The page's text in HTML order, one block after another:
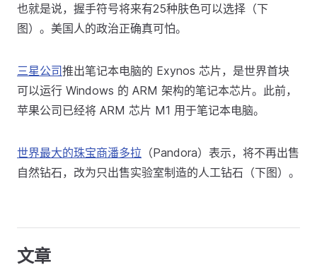
也就是说，握手符号将来有25种肤色可以选择（下
图）。美国人的政治正确真可怕。
三星公司推出笔记本电脑的 Exynos 芯片，是世界首块
可以运行 Windows 的 ARM 架构的笔记本芯片。此前，
苹果公司已经将 ARM 芯片 M1 用于笔记本电脑。
世界最大的珠宝商潘多拉 （Pandora）表示，将不再出售
自然钻石，改为只出售实验室制造的人工钻石（下图）。
文章